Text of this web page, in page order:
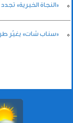
«النجاة الخيرية»
«سناب شات» يغيّر